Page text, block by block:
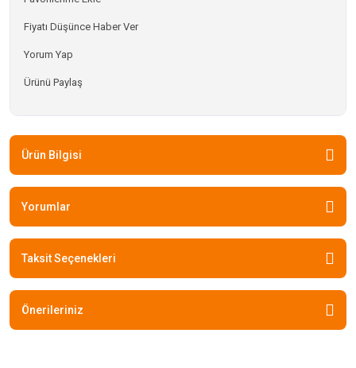
Fiyatı Düşünce Haber Ver
Yorum Yap
Ürünü Paylaş
Ürün Bilgisi
Yorumlar
Taksit Seçenekleri
Önerileriniz